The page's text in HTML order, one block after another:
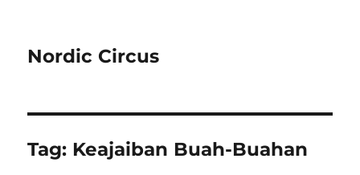
Nordic Circus
Tag: Keajaiban Buah-Buahan